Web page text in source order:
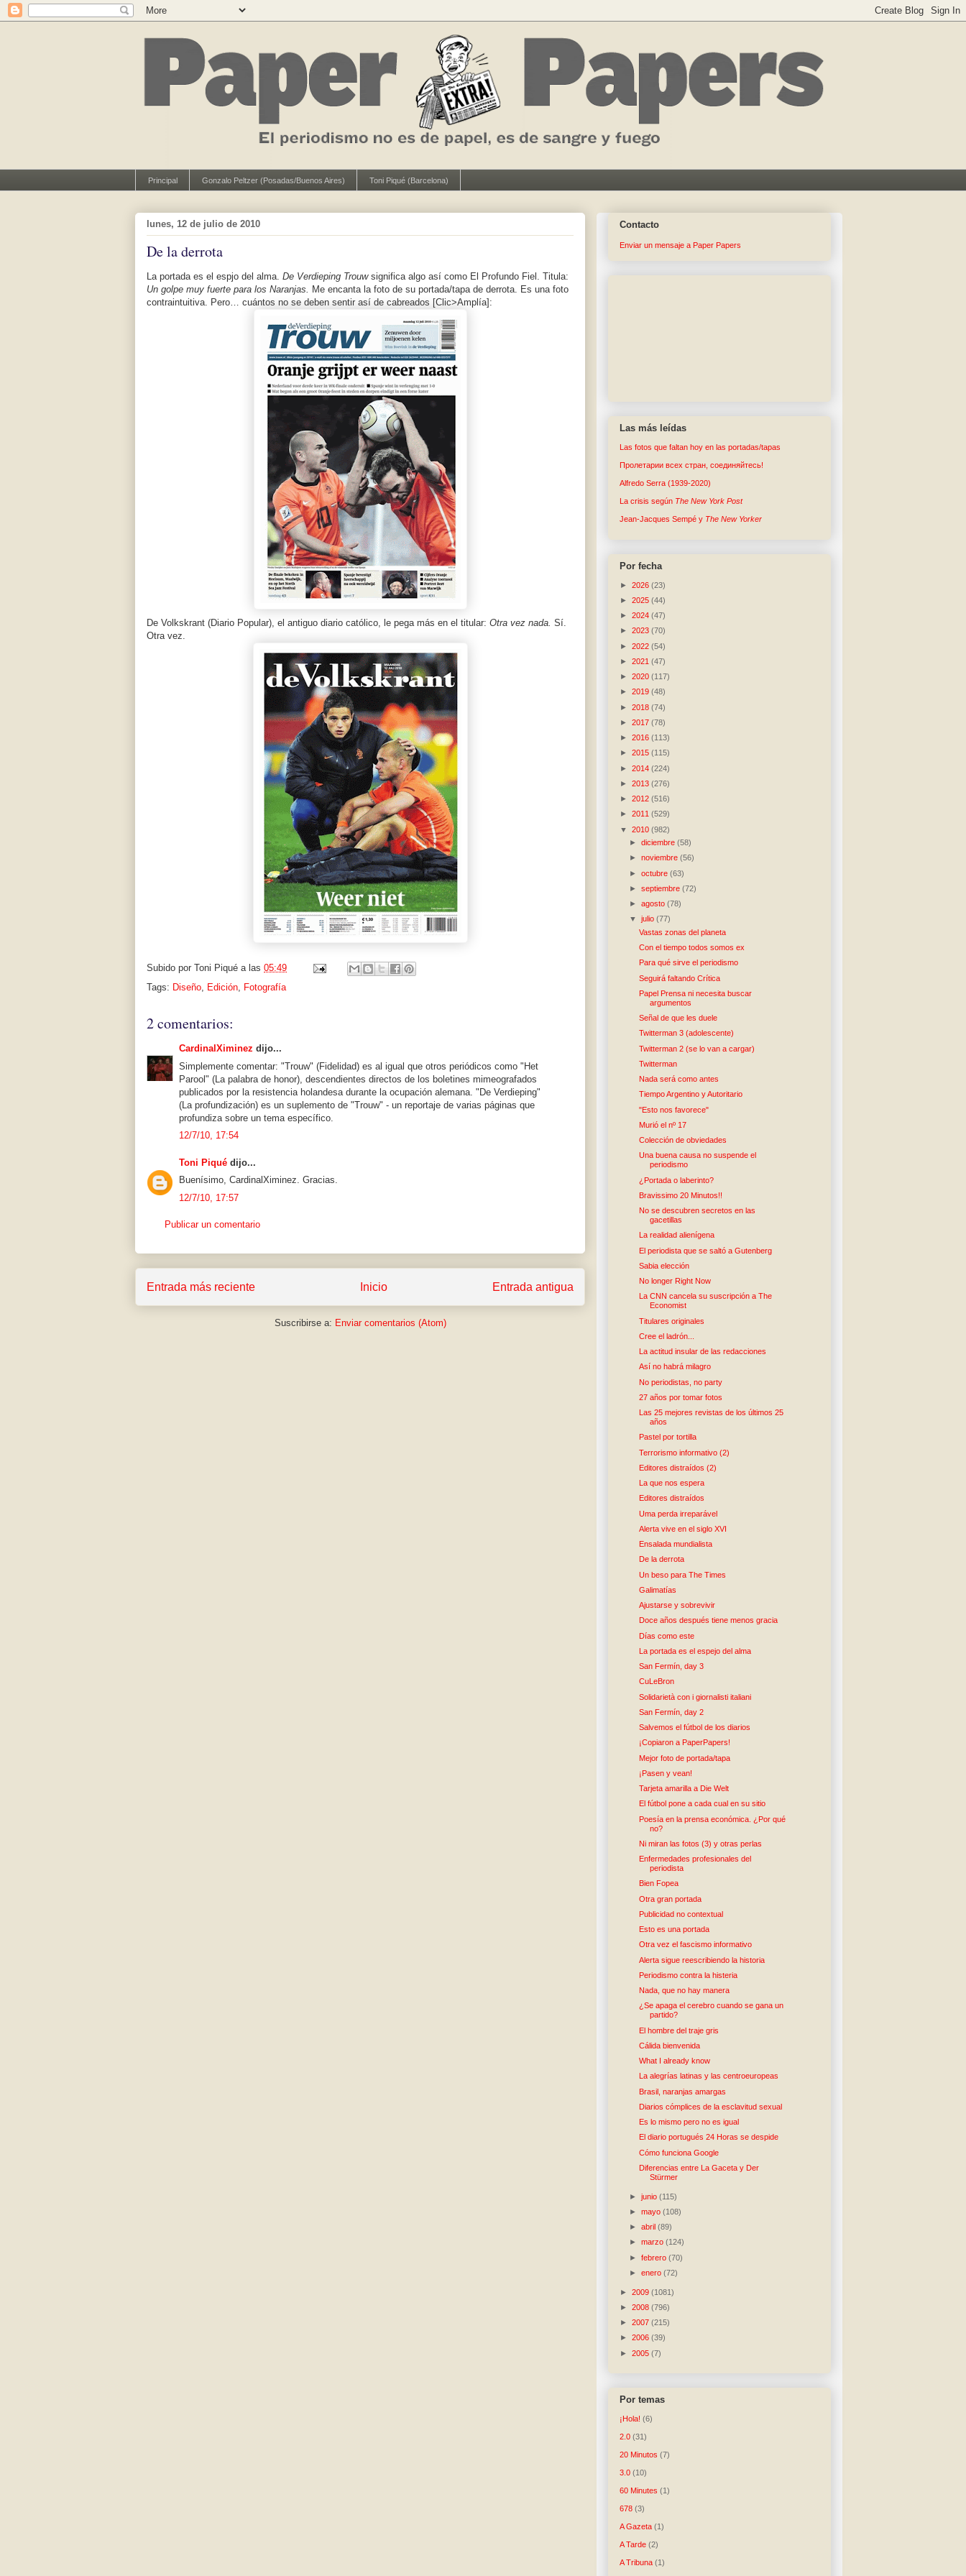
Principal Gonzalo Peltzer (Posadas/Buenos Aires) Toni Piqué (Barcelona)
lunes, 12 de julio de 2010
De la derrota
La portada es el espjo del alma. De Verdieping Trouwsignifica algo así como El Profundo Fiel. Titula:
Un golpe muy fuerte para los Naranjas. Me encanta la foto de su portada/tapa de derrota. Es una foto
contraintuitiva. Pero… cuántos no se deben sentir así de cabreados [Clic>Amplía]:
De Volkskrant (Diario Popular), el antiguo diario católico, le pega más en el titular: Otra vez nada. Sí.
Otra vez.
Subido por Toni Piqué a las 05:49
Tags: Diseño, Edición, Fotografía
2 comentarios:
CardinalXiminez dijo...
Simplemente comentar: "Trouw" (Fidelidad) es al igual que otros periódicos como "Het
Parool" (La palabra de honor), descendientes directos de los boletines mimeografados
publicados por la resistencia holandesa durante la ocupación alemana. "De Verdieping"
(La profundización) es un suplemento de "Trouw" - un reportaje de varias páginas que
profundiza sobre un tema específico.
12/7/10, 17:54
Toni Piqué dijo...
Buenísimo, CardinalXiminez. Gracias.
12/7/10, 17:57
Publicar un comentario
Entrada más reciente Entrada antigua
Inicio
Suscribirse a: Enviar comentarios (Atom)
Contacto
Enviar un mensaje a Paper Papers
Las más leídas
Las fotos que faltan hoy en las portadas/tapas
Пролетарии всех стран, соединяйтесь!
Alfredo Serra (1939-2020)
La crisis según The New York Post
Jean-Jacques Sempé y The New Yorker
Por fecha
► 2026 (23)
► 2025 (44)
► 2024 (47)
► 2023 (70)
► 2022 (54)
► 2021 (47)
► 2020 (117)
► 2019 (48)
► 2018 (74)
► 2017 (78)
► 2016 (113)
► 2015 (115)
► 2014 (224)
► 2013 (276)
► 2012 (516)
► 2011 (529)
▼ 2010 (982)
►diciembre(58)
►noviembre(56)
►octubre(63)
►septiembre(72)
►agosto(78)
▼julio(77)
Vastas zonas del planeta
Con el tiempo todos somos ex
Para qué sirve el periodismo
Seguirá faltando Crítica
Papel Prensa ni necesita buscar
argumentos
Señal de que les duele
Twitterman 3 (adolescente)
Twitterman 2 (se lo van a cargar)
Twitterman
Nada será como antes
Tiempo Argentino y Autoritario
"Esto nos favorece"
Murió el nº 17
Colección de obviedades
Una buena causa no suspende el
periodismo
¿Portada o laberinto?
Bravissimo 20 Minutos!!
No se descubren secretos en las
gacetillas
La realidad alienígena
El periodista que se saltó a Gutenberg
Sabia elección
No longer Right Now
La CNN cancela su suscripción a The
Economist
Titulares originales
Cree el ladrón...
La actitud insular de las redacciones
Así no habrá milagro
No periodistas, no party
27 años por tomar fotos
Las 25 mejores revistas de los últimos 25
años
Pastel por tortilla
Terrorismo informativo (2)
Editores distraídos (2)
La que nos espera
Editores distraídos
Uma perda irreparável
Alerta vive en el siglo XVI
Ensalada mundialista
De la derrota
Un beso para The Times
Galimatías
Ajustarse y sobrevivir
Doce años después tiene menos gracia
Días como este
La portada es el espejo del alma
San Fermín, day 3
CuLeBron
Solidarietà con i giornalisti italiani
San Fermín, day 2
Salvemos el fútbol de los diarios
¡Copiaron a PaperPapers!
Mejor foto de portada/tapa
¡Pasen y vean!
Tarjeta amarilla a Die Welt
El fútbol pone a cada cual en su sitio
Poesía en la prensa económica. ¿Por qué
no?
Ni miran las fotos (3) y otras perlas
Enfermedades profesionales del
periodista
Bien Fopea
Otra gran portada
Publicidad no contextual
Esto es una portada
Otra vez el fascismo informativo
Alerta sigue reescribiendo la historia
Periodismo contra la histeria
Nada, que no hay manera
¿Se apaga el cerebro cuando se gana un
partido?
El hombre del traje gris
Cálida bienvenida
What I already know
La alegrías latinas y las centroeuropeas
Brasil, naranjas amargas
Diarios cómplices de la esclavitud sexual
Es lo mismo pero no es igual
El diario portugués 24 Horas se despide
Cómo funciona Google
Diferencias entre La Gaceta y Der
Stürmer
►junio(115)
►mayo(108)
►abril(89)
►marzo(124)
►febrero(70)
►enero(72)
► 2009 (1081)
► 2008 (796)
► 2007 (215)
► 2006 (39)
► 2005 (7)
Por temas
¡Hola! (6)
2.0 (31)
20 Minutos (7)
3.0 (10)
60 Minutes (1)
678 (3)
A Gazeta (1)
A Tarde (2)
A Tribuna (1)